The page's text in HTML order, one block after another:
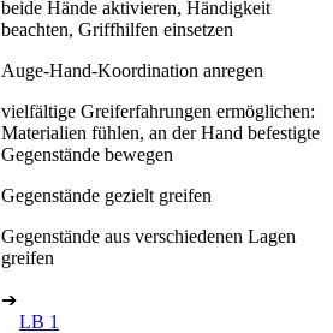
beide Hände aktivieren, Händigkeit
beachten, Griffhilfen einsetzen
Auge-Hand-Koordination anregen
vielfältige Greiferfahrungen ermöglichen:
Materialien fühlen, an der Hand befestigte
Gegenstände bewegen
Gegenstände gezielt greifen
Gegenstände aus verschiedenen Lagen
greifen
➔
LB 1